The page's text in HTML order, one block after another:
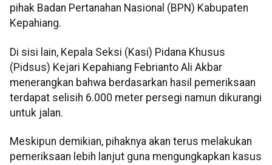
pihak Badan Pertanahan Nasional (BPN) Kabupaten
Kepahiang.
Di sisi lain, Kepala Seksi (Kasi) Pidana Khusus
(Pidsus) Kejari Kepahiang Febrianto Ali Akbar
menerangkan bahwa berdasarkan hasil pemeriksaan
terdapat selisih 6.000 meter persegi namun dikurangi
untuk jalan.
Meskipun demikian, pihaknya akan terus melakukan
pemeriksaan lebih lanjut guna mengungkapkan kasus